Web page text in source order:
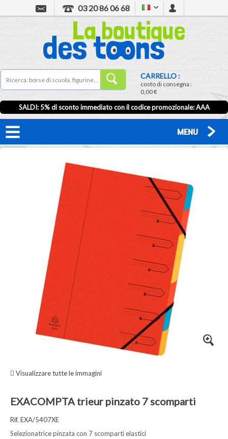
03 20 86 06 68
CARRELLO :
costo di consegna :
0,00 €
SALDI: 5% di sconto immediato con il codice promozionale: AAA
MENU
Visualizzare tutte le immagini
EXACOMPTA trieur pinzato 7 scomparti
Rif. EXA/5407XE
Selezionatrice pinzata con 7 scomparti elastici